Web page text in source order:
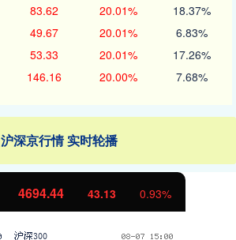
83.62 20.01% 18.37%
49.67 20.01% 6.83%
53.33 20.01% 17.26%
146.16 20.00% 7.68%
沪深京行情 实时轮播
4694.44 43.13 0.93%